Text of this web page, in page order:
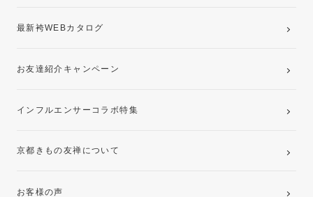
最新袴WEBカタログ
お友達紹介キャンペーン
インフルエンサーコラボ特集
京都きもの友禅について
お客様の声